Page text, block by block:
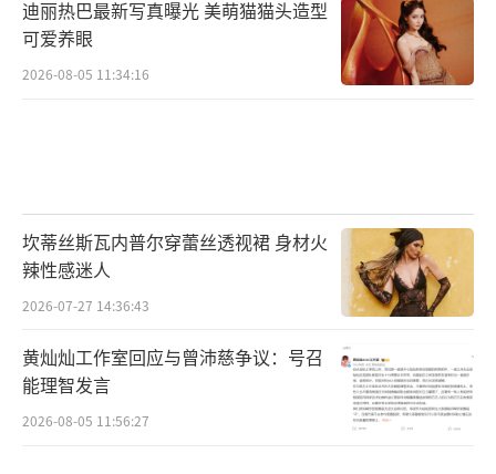
友对此态度两极分化，一部分网友表示理解，
认为无论是角色调整还是档期冲突，都是娱乐
法驾驭女一号的复杂角色。
事实上，影视剧中的临时换角并不少见，
背后往往涉及角色适配、档期冲突、合约问题
资源稳步提升，尤其在谍战、涉案等正剧领域
逐渐发力。此次若真因档期退出《铁证》，未
免有些遗憾，但相信她后续会带来更多优质作
迪丽热巴最新写真曝光 美萌猫猫头造型
可爱养眼
2026-08-05 11:34:16
坎蒂丝斯瓦内普尔穿蕾丝透视裙 身材火
辣性感迷人
2026-07-27 14:36:43
黄灿灿工作室回应与曾沛慈争议：号召
能理智发言
2026-08-05 11:56:27